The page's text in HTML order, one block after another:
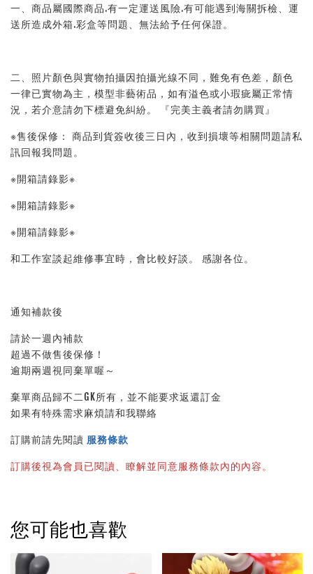
一、商品屬國際商品.有一定運送風險.有可能遇到海關拆檢、運
送所造成外箱.彩盒等問題、無法給予任何保證。
二、照片顏色與實物拍攝因拍攝光線不同，難免有色差，顏色
一律已實物為主，模型非藝術品，如有溢色或小瑕疵屬正常情
況，若介意請勿下標避免糾紛。 『完美主義者請勿購買』
※售後保修： 商品到貨簽收後三日內，收到損壞等相關問題請私
訊回報我問題。
※開箱請錄影※
※開箱請錄影※
※開箱請錄影※
和工作室談起維修事宜時，會比較好談。 感謝各位。
通知補款後
請於一週內補款
超過不做售後保修！
逾期兩週視同棄單喔～
棄單商品歸不二GK所有，並不能要求返還訂金
如果有特殊需求麻煩請和我聯絡
訂購前請先閱讀 服務條款
訂購後視為會員已閱讀、瞭解並同意服務條款內的內容。
您可能也喜歡